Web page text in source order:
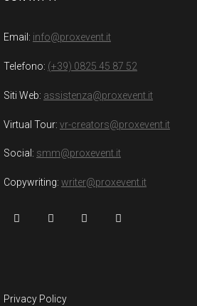
Email: info@proxevent.it
Telefono: (+39) 0825 45 87 52
Siti Web: assistenza@proxevent.it
Virtual Tour: vr-creators@proxevent.it
Social: smm@proxevent.it
Copywriting: writer@proxevent.it
Privacy Policy